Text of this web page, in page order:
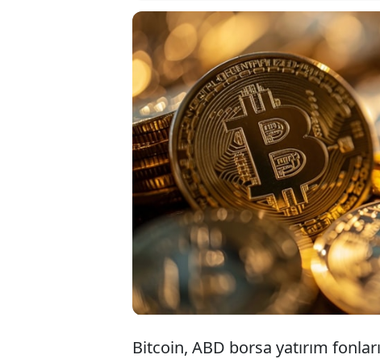
Bitcoin,
dönük
olan
Bitcoin, ABD borsa yatırım